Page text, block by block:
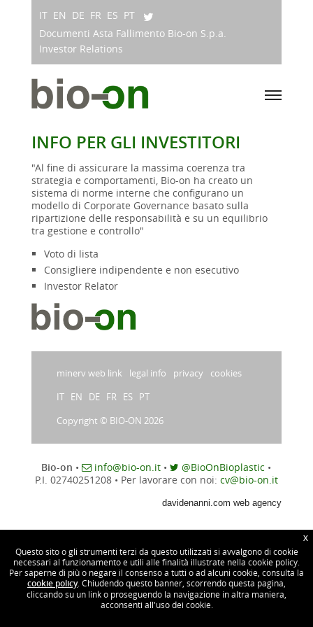
IT EN DE FR ES PT
Documenti Asta Fallimento Bio-on S.p.a.
Investor Relations
INFO PER GLI INVESTITORI
"Al fine di assicurare la massima coerenza tra
strategia e comportamenti, Bio-on ha creato un
sistema di norme interne che configurano un
modello di Corporate Governance basato sulla
ripartizione delle responsabilità e su un equilibrio
tra gestione e controllo"
Voto di lista
Consigliere indipendente e non esecutivo
Investor Relator
minerv web link legal info privacy
cookies
IT
EN DE FR ES
PT
Copyright © BIO-ON 2026
Bio-on • info@bio-on.it • @BioOnBioplastic •
P.I. 02740251208• Per lavorare con noi: cv@bio-on.it
davidenanni.com web agency
Questo sito o gli strumenti terzi da questo utilizzati si avvalgono di cookie
necessari al funzionamento e utili alle finalità illustrate nella cookie policy.
Per saperne di più o negare il consenso a tutti o ad alcuni cookie, consulta la
cookie policy. Chiudendo questo banner, scorrendo questa pagina,
cliccando su un link o proseguendo la navigazione in altra maniera,
acconsenti all'uso dei cookie.
X